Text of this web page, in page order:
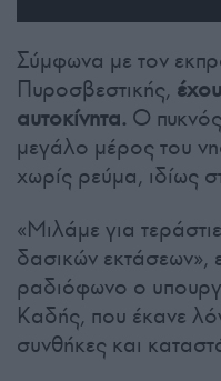
Σύμφωνα με τον
Πυροσβεστικής,
αυτοκίνητα. Ο
μεγάλο μέρος του
χωρίς ρεύμα, ιδίως
«Μιλάμε για
δασικών εκτάσεων»,
ραδιόφωνο ο
Καδής, που έκανε
συνθήκες και